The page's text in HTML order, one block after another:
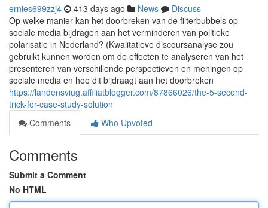
ernies699zzj4 413 days ago News
Discuss
Op welke manier kan het doorbreken van de filterbubbels op
sociale media bijdragen aan het verminderen van politieke
polarisatie in Nederland? (Kwalitatieve discoursanalyse zou
gebruikt kunnen worden om de effecten te analyseren van het
presenteren van verschillende perspectieven en meningen op
sociale media en hoe dit bijdraagt aan het doorbreken
https://landensviug.affiliatblogger.com/87866026/the-5-second-
trick-for-case-study-solution
Comments
Who Upvoted
Comments
Submit a Comment
No HTML